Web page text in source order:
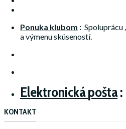
Ponuka klubom : Spoluprácu
a výmenu skúseností.
Elektronickápošta:
KONTAKT